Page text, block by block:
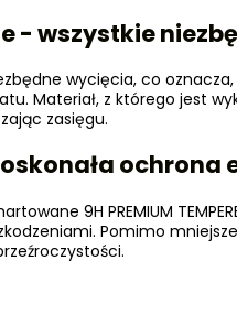
- wszystkie
wycięcia, co
Materiał, z którego jest
zasięgu.
ochrona
9H PREMIUM
Pomimo